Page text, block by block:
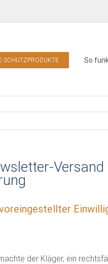
SCHUTZPRODUKTE So
der Kläger, ein